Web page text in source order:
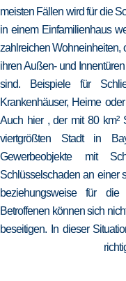
meisten Fällen wird für die
in einem Einfamilienhaus
zahlreichen Wohneinheiten,
ihren Außen- und
sind. Beispiele für
Krankenhäuser, Heime
Auch hier , der mit 80 km²
viertgrößten Stadt in
Gewerbeobjekte mit
Schlüsselschaden an einer
beziehungsweise für
Betroffenen können sich
beseitigen. In dieser